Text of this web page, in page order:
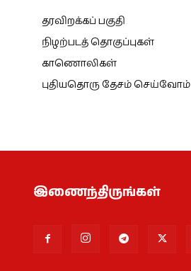
தரவிறக்கப் பகுதி
நிழற்படத் தொகுப்புகள்
காணொலிகள்
புதியதொரு தேசம் செய்வோம்
இணைந்திருங்கள்